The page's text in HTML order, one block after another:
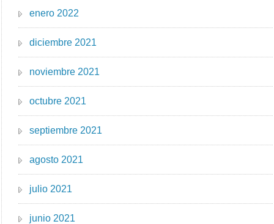
enero 2022
diciembre 2021
noviembre 2021
octubre 2021
septiembre 2021
agosto 2021
julio 2021
junio 2021